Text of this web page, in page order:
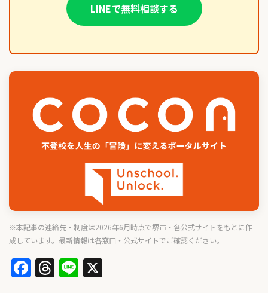
LINEで無料相談する
※本記事の連絡先・制度は2026年6月時点で堺市・各公式サイトをもとに作
成しています。最新情報は各窓口・公式サイトでご確認ください。
Facebook
Threads
Line